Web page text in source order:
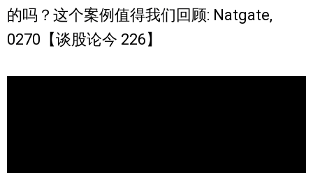
的吗？这个案例值得我们回顾: Natgate,
0270【谈股论今 226】